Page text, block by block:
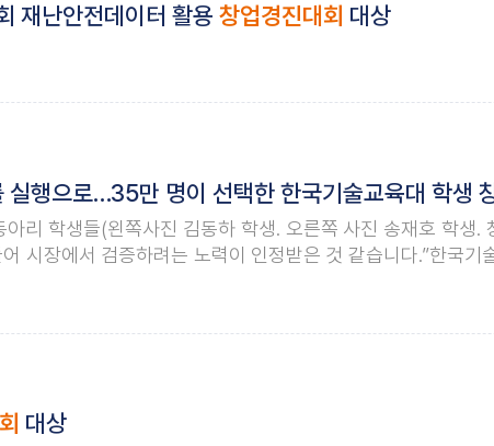
재난안전데이터 활용 창업경진대회 대상
행으로…35만 명이 선택한 한국기술교육대 학생
리 학생들(왼쪽사진 김동하 학생. 오른쪽 사진 송재호 학생.
시장에서 검증하려는 노력이 인정받은 것 같습니다.”한국기
고 있다. 2025년 11월 경영학부 김동하, 전아란, 송재호 학
대상